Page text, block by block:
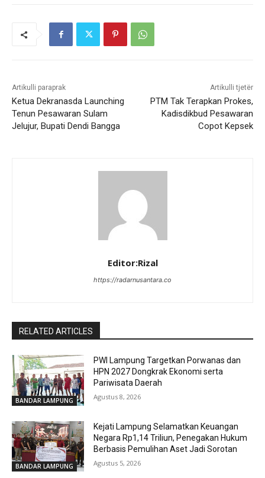
Artikulli paraprak
Ketua Dekranasda Launching
Tenun Pesawaran Sulam
Jelujur, Bupati Dendi Bangga
Artikulli tjetër
PTM Tak Terapkan Prokes,
Kadisdikbud Pesawaran
Copot Kepsek
Editor:Rizal
https://radarnusantara.co
RELATED ARTICLES
BANDAR LAMPUNG
PWI Lampung Targetkan Porwanas dan
HPN 2027 Dongkrak Ekonomi serta
Pariwisata Daerah
Agustus 8, 2026
BANDAR LAMPUNG
Kejati Lampung Selamatkan Keuangan
Negara Rp1,14 Triliun, Penegakan Hukum
Berbasis Pemulihan Aset Jadi Sorotan
Agustus 5, 2026